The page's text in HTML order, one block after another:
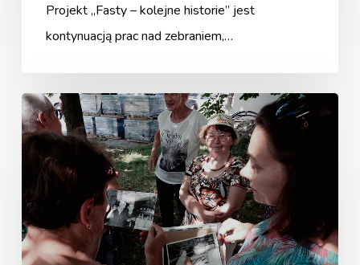
Projekt „Fasty – kolejne historie” jest
kontynuacją prac nad zebraniem,…
Fasty
–
kolejne
historie